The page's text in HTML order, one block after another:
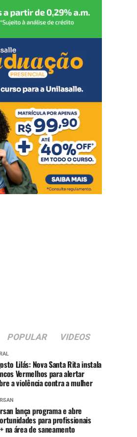
POPULAR VIDEOS
Lilás: Nova Santa Rita instala
Vermelhos para alertar
a violência contra a mulher
lança programa e abre
para profissionais
na área de saneamento